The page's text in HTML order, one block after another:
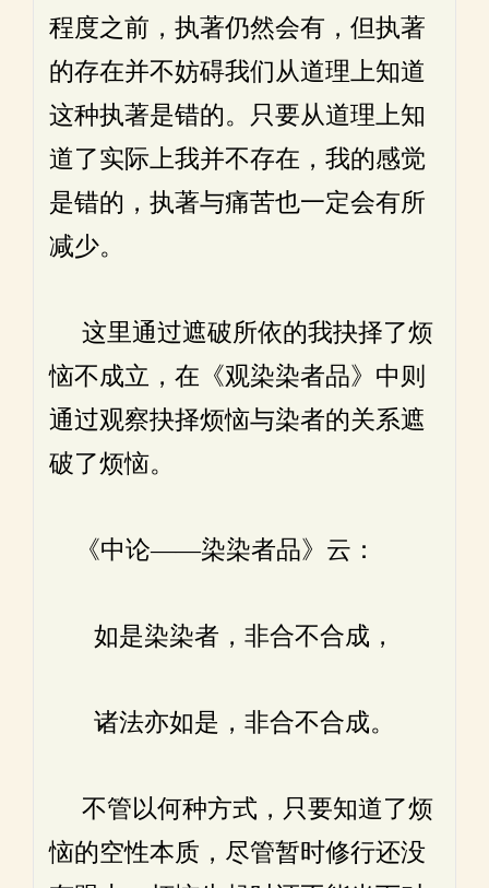
程度之前，执著仍然会有，但执著
的存在并不妨碍我们从道理上知道
这种执著是错的。只要从道理上知
道了实际上我并不存在，我的感觉
是错的，执著与痛苦也一定会有所
减少。
这里通过遮破所依的我抉择了烦
恼不成立，在《观染染者品》中则
通过观察抉择烦恼与染者的关系遮
破了烦恼。
《中论——染染者品》云：
如是染染者，非合不合成，
诸法亦如是，非合不合成。
不管以何种方式，只要知道了烦
恼的空性本质，尽管暂时修行还没